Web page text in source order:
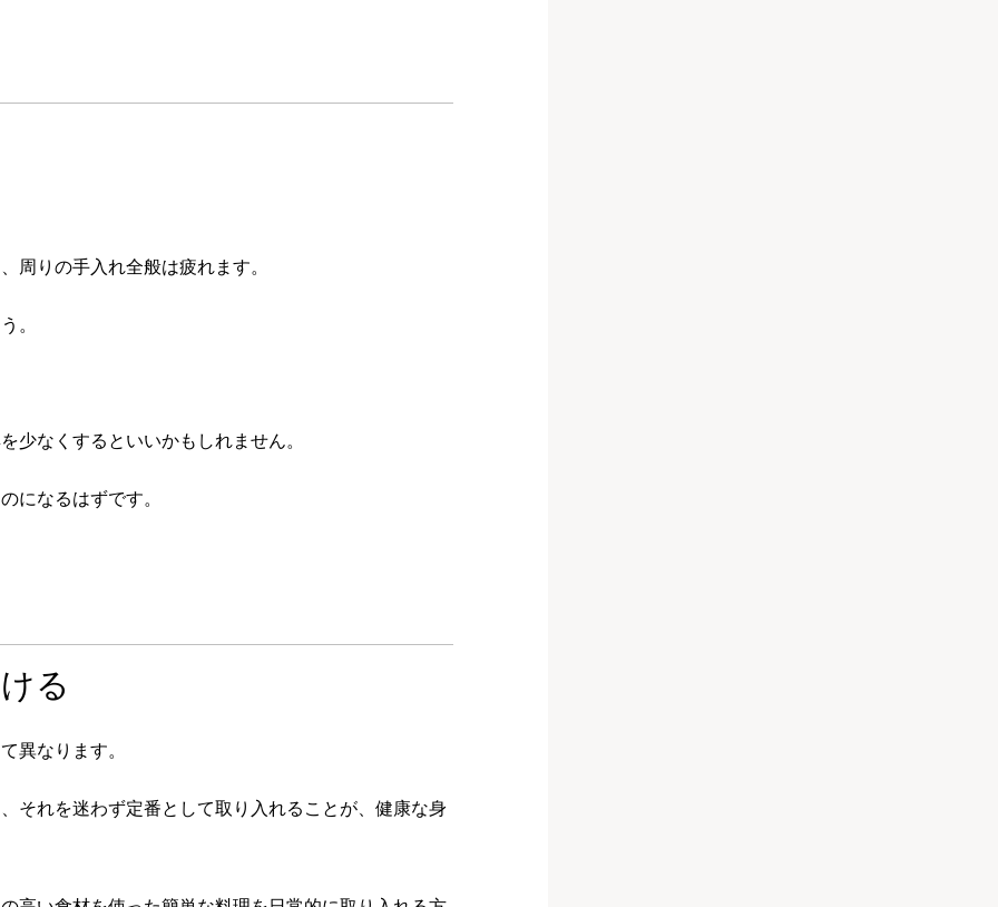
周りの手入れ全般は疲れます。
。
少なくするといいかもしれません。
になるはずです。
る
異なります。
それを迷わず定番として取り入れることが、健康な身